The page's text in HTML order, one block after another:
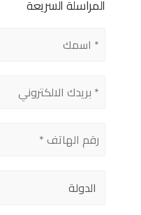
المراسلة السريعة